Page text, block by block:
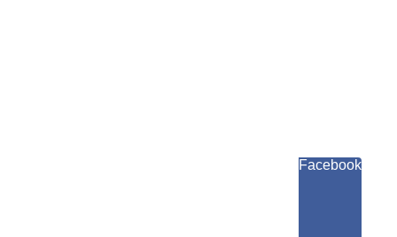
Facebook